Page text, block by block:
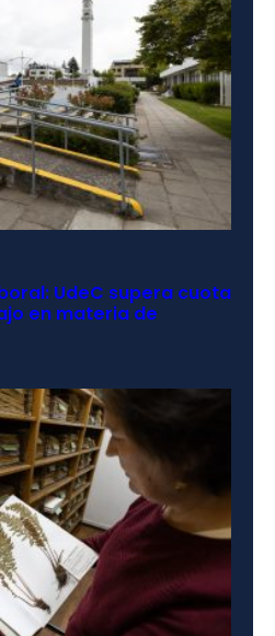
UdeC supera cuota
en materia de